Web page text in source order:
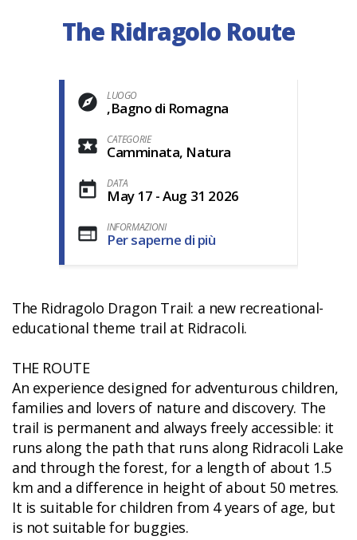
The Ridragolo Route
LUOGO
,Bagno di Romagna
CATEGORIE
Camminata, Natura
DATA
May 17 - Aug 31 2026
INFORMAZIONI
Per saperne di più
The Ridragolo Dragon Trail: a new recreational-
educational theme trail at Ridracoli.
THE ROUTE
An experience designed for adventurous children,
families and lovers of nature and discovery. The
trail is permanent and always freely accessible: it
runs along the path that runs along Ridracoli Lake
and through the forest, for a length of about 1.5
km and a difference in height of about 50 metres.
It is suitable for children from 4 years of age, but
is not suitable for buggies.